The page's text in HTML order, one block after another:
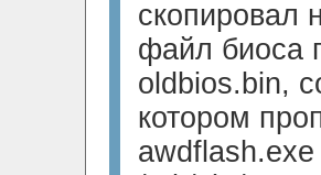
скопировал
файл биоса
oldbios.bin,
котором